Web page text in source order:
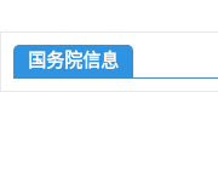
国务院信息